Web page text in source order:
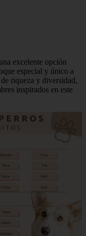
excelente opción
especial y único a
riqueza y diversidad,
inspirados en este